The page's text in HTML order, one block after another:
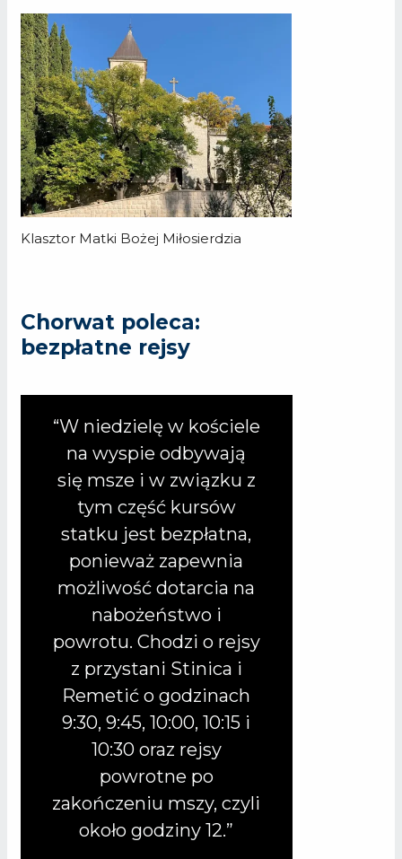
Klasztor Matki Bożej Miłosierdzia
Chorwat poleca:
bezpłatne rejsy
“W niedzielę w kościele
na wyspie odbywają
się msze i w związku z
tym część kursów
statku jest bezpłatna,
ponieważ zapewnia
możliwość dotarcia na
nabożeństwo i
powrotu. Chodzi o rejsy
z przystani Stinica i
Remetić o godzinach
9:30, 9:45, 10:00, 10:15 i
10:30 oraz rejsy
powrotne po
zakończeniu mszy, czyli
około godziny 12.”